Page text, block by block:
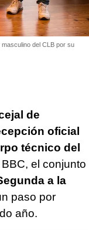
del CLB por su
de
oficial
técnico del
el conjunto
a la
paso por
año.